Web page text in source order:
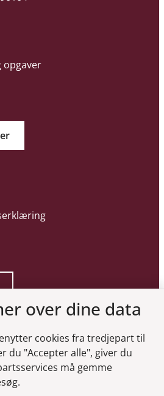
opgaver
over dine data
cookies fra tredjepart til
du "Accepter alle", giver du
må gemme